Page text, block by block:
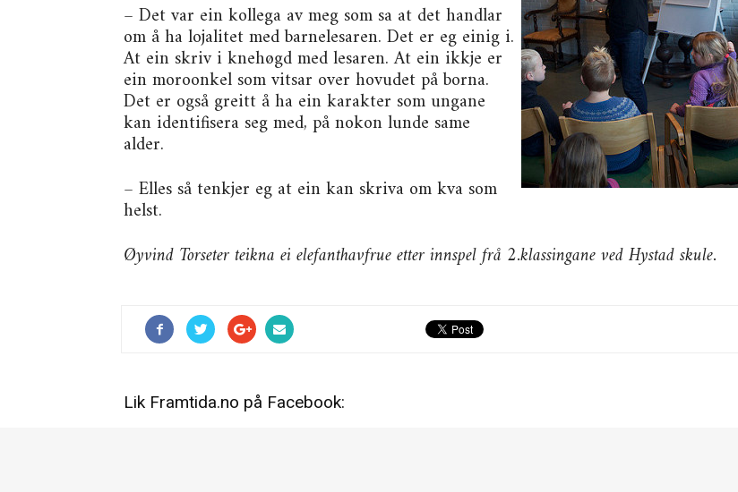
– Det var ein kollega av meg som sa at det handlar
om å ha lojalitet med barnelesaren. Det er eg einig i.
At ein skriv i knehøgd med lesaren. At ein ikkje er
ein moroonkel som vitsar over hovudet på borna.
Det er også greitt å ha ein karakter som ungane
kan identifisera seg med, på nokon lunde same
alder.
– Elles så tenkjer eg at ein kan skriva om kva som
helst.
Øyvind Torseter teikna ei elefanthavfrue etter innspel frå 2.klassingane ved Hystad skule.
Lik Framtida.no på Facebook: